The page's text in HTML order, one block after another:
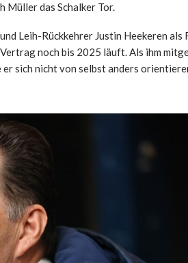
Müller das Schalker Tor.
Leih-Rückkehrer Justin Heekeren als
noch bis 2025 läuft. Als ihm
sich nicht von selbst anders